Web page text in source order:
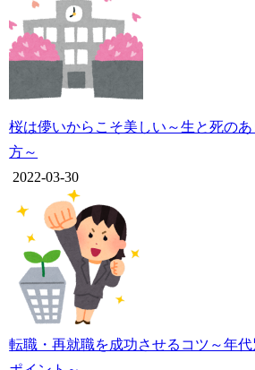
桜は儚いからこそ美しい～生と死のあ
方～
2022-03-30
転職・再就職を成功させるコツ～年代